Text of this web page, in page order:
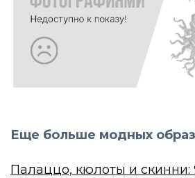
Еще больше модных
Палаццо, кюлоты и